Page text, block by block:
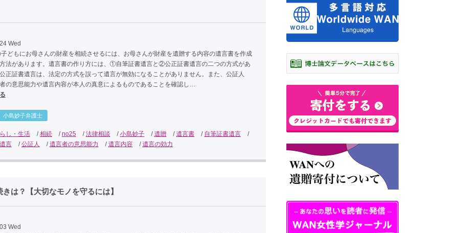
Wed
どもにお母さんの財産を相続させるには、お母さんが財産を遺贈する内容の遺言書を作成
法があります。遺言書の作り方には、①自筆証書遺言と②公正証書遺言の二つの方式があ
正証書遺言は、法定の方式を誤って遺言が無効になることがありません。また、公証人
の意思能力や遺言内容が本人の真意によるものであることを確認し…
小島妙子弁護士
し・生活 /相続 /no25 /法律相談 /小島妙子 /遺贈 /遺言書 / 自筆証書遺言
/
言
/公証人 /遺言者の意思能力 /遺言内容 /遺言の効力
は？【大切なモノを守るには】
Wed